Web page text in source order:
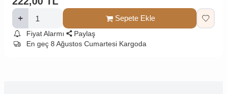
Sepete Ekle
Fiyat Alarmı
Paylaş
En geç 8 Ağustos Cumartesi Kargoda